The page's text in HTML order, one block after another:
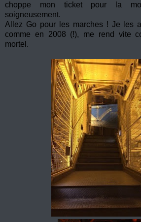
choppe mon ticket pour la
soigneusement.
Allez Go pour les marches ! Je les
comme en 2008 (!), me rend vite
mortel.